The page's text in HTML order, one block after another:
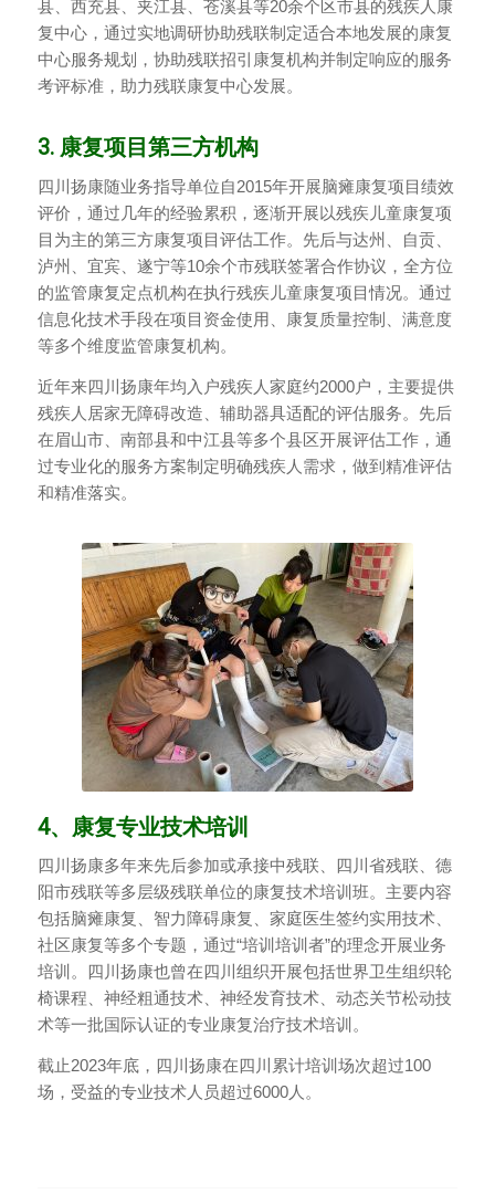
县、西充县、夹江县、苍溪县等20余个区市县的残疾人康
复中心，通过实地调研协助残联制定适合本地发展的康复
中心服务规划，协助残联招引康复机构并制定响应的服务
考评标准，助力残联康复中心发展。
3. 康复项目第三方机构
四川扬康随业务指导单位自2015年开展脑瘫康复项目绩效
评价，通过几年的经验累积，逐渐开展以残疾儿童康复项
目为主的第三方康复项目评估工作。先后与达州、自贡、
泸州、宜宾、遂宁等10余个市残联签署合作协议，全方位
的监管康复定点机构在执行残疾儿童康复项目情况。通过
信息化技术手段在项目资金使用、康复质量控制、满意度
等多个维度监管康复机构。
近年来四川扬康年均入户残疾人家庭约2000户，主要提供
残疾人居家无障碍改造、辅助器具适配的评估服务。先后
在眉山市、南部县和中江县等多个县区开展评估工作，通
过专业化的服务方案制定明确残疾人需求，做到精准评估
和精准落实。
学员培训
4、康复专业技术培训
四川扬康多年来先后参加或承接中残联、四川省残联、德
阳市残联等多层级残联单位的康复技术培训班。主要内容
包括脑瘫康复、智力障碍康复、家庭医生签约实用技术、
社区康复等多个专题，通过“培训培训者”的理念开展业务
培训。四川扬康也曾在四川组织开展包括世界卫生组织轮
椅课程、神经粗通技术、神经发育技术、动态关节松动技
术等一批国际认证的专业康复治疗技术培训。
截止2023年底，四川扬康在四川累计培训场次超过100
场，受益的专业技术人员超过6000人。